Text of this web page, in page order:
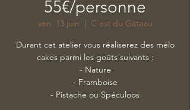
55€/personne
ven. 13 juin
  |
C'est du Gâteau
Durant cet atelier vous réaliserez des mélo
cakes parmi les goûts suivants :
- Nature
- Framboise
- Pistache ou Spéculoos